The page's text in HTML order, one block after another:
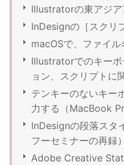
Illustratorの東アジア
InDesignの［スクリ
macOSで、ファイ
Illustratorでのキー
ョン、スクリプトに
テンキーのないキー
力する（MacBook
InDesignの段落スタ
フーセミナーの再録）
Adobe Creative